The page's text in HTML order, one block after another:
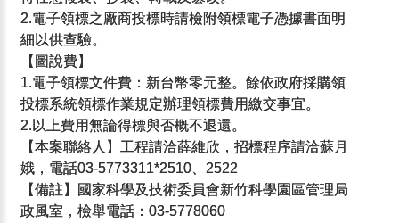
2.電子領標之廠商投標時請檢附領標電子憑據書面明
細以供查驗。
【圖說費】
1.電子領標文件費：新台幣零元整。餘依政府採購領
投標系統領標作業規定辦理領標費用繳交事宜。
2.以上費用無論得標與否概不退還。
【本案聯絡人】工程請洽薛維欣，招標程序請洽蘇月
娥，電話03-5773311*2510、2522
【備註】國家科學及技術委員會新竹科學園區管理局
政風室，檢舉電話：03-5778060